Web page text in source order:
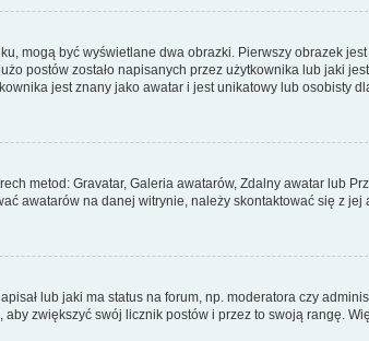
mogą być wyświetlane dwa obrazki. Pierwszy obrazek
postów zostało napisanych przez użytkownika lub jaki
jest znany jako awatar i jest unikatowy lub osobisty
metod: Gravatar, Galeria awatarów, Zdalny awatar lub
awatarów na danej witrynie, należy skontaktować się z jej
lub jaki ma status na forum, np. moderatora czy
zwiększyć swój licznik postów i przez to swoją rangę.